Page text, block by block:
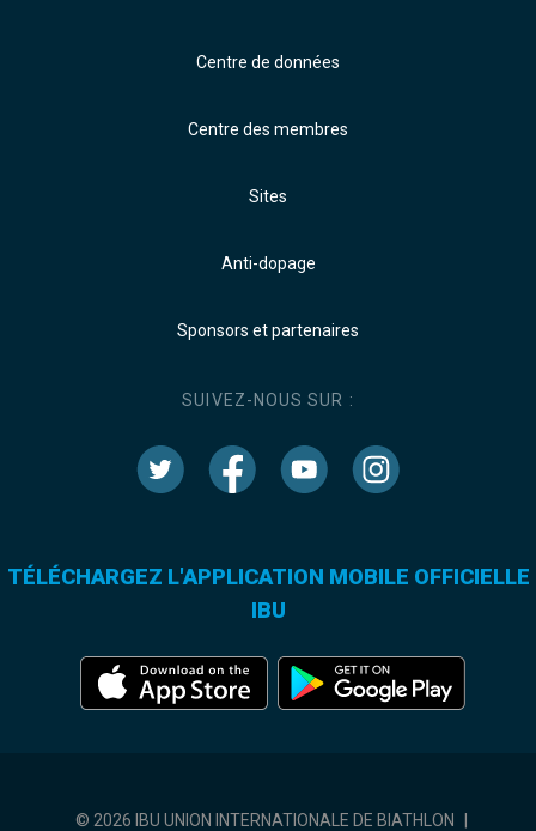
Centre de données
Centre des membres
Sites
Anti-dopage
Sponsors et partenaires
SUIVEZ-NOUS SUR :
TÉLÉCHARGEZ L'APPLICATION MOBILE OFFICIELLE
IBU
© 2026 IBU UNION INTERNATIONALE DE BIATHLON